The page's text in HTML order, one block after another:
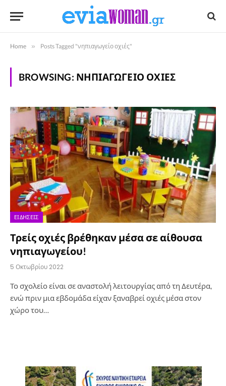
Home » Posts Tagged "νηπιαγωγείο οχιές"
BROWSING: ΝΗΠΙΑΓΩΓΕΊΟ ΟΧΙΈΣ
ΕΙΔΉΣΕΙΣ
Τρείς οχιές βρέθηκαν μέσα σε αίθουσα
νηπιαγωγείου!
5 Οκτωβρίου 2022
Το σχολείο είναι σε αναστολή λειτουργίας από τη Δευτέρα,
ενώ πριν μια εβδομάδα είχαν ξαναβρεί οχιές μέσα στον
χώρο του…